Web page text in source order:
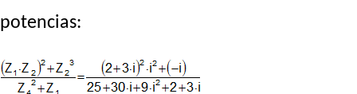
potencias: